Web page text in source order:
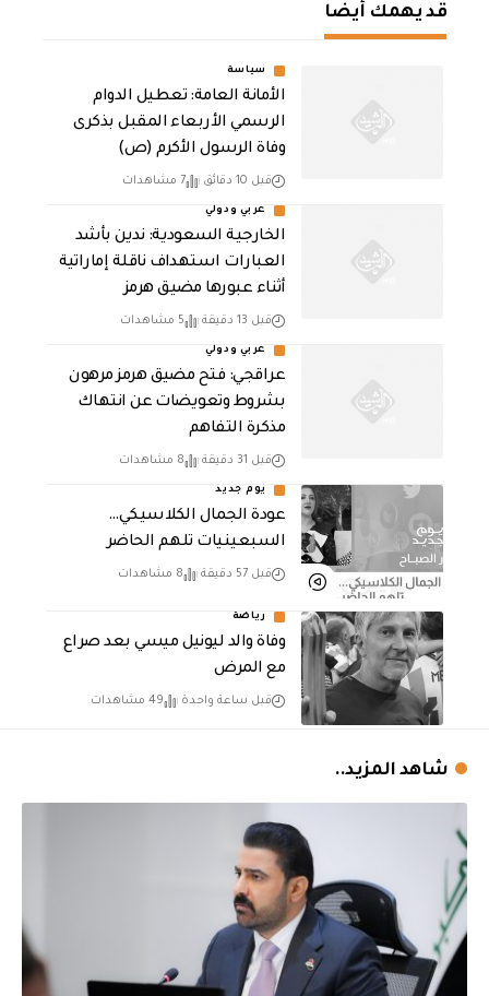
قد يهمك أيضا
سياسة
الأمانة العامة: تعطيل الدوام
الرسمي الأربعاء المقبل بذكرى
وفاة الرسول الأكرم (ص)
قبل 10 دقائق 7 مشاهدات
عربي ودولي
‏الخارجية السعودية: ندين بأشد
العبارات استهداف ناقلة إماراتية
أثناء عبورها مضيق هرمز
قبل 13 دقيقة 5 مشاهدات
عربي ودولي
عراقجي: فتح مضيق هرمز مرهون
بشروط وتعويضات عن انتهاك
مذكرة التفاهم
قبل 31 دقيقة 8 مشاهدات
يوم جديد
عودة الجمال الكلاسيكي…
السبعينيات تلهم الحاضر
قبل 57 دقيقة 8 مشاهدات
رياضة
وفاة والد ليونيل ميسي بعد صراع
مع المرض
قبل ساعة واحدة 49 مشاهدات
شاهد المزيد..